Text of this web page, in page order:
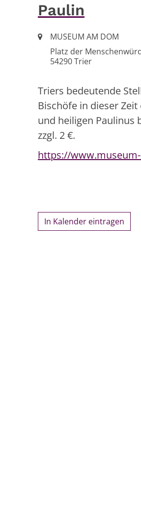
Paulin
Ort:MUSEUM AM DOM
Platz der
54290Trier
Triers bedeutende
Bischöfe in dieser
und heiligen Paulinus
zzgl. 2 €.
https://
In Kalender eintragen